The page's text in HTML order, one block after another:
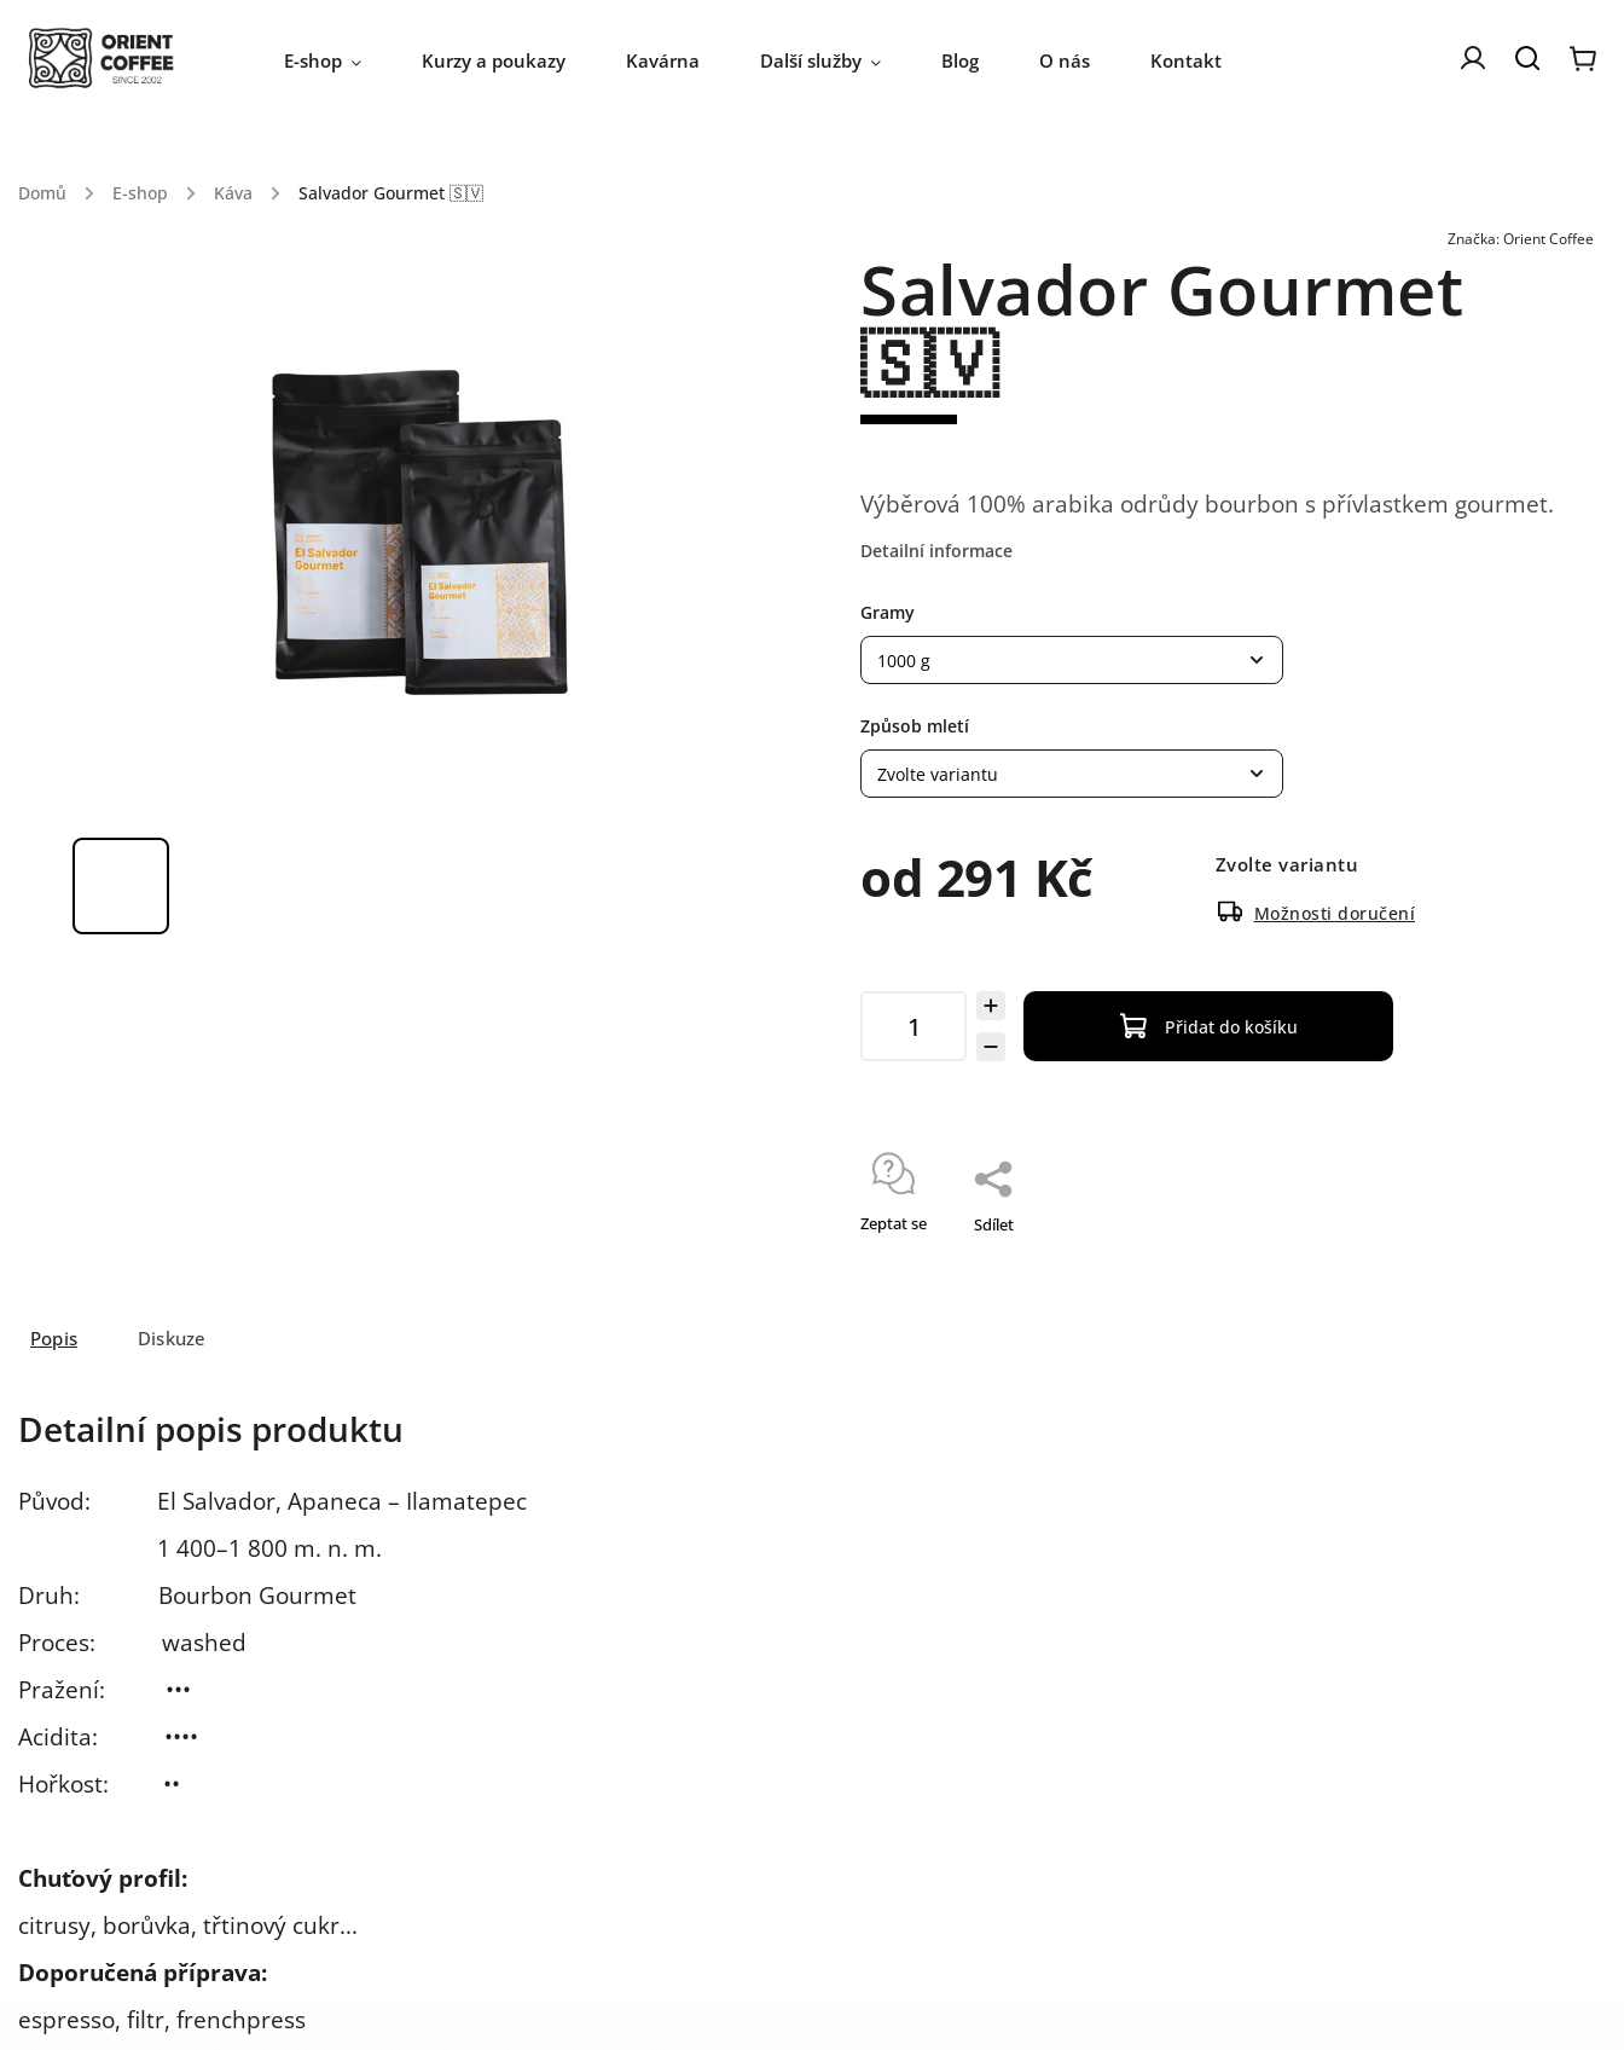
E-shop Kurzy a poukazy Kavárna Další služby Blog O nás Kontakt
Domů / E-shop / Káva / Salvador Gourmet 🇸🇻
Salvador Gourmet
🇸🇻
Výběrová 100% arabika odrůdy bourbon s přívlastkem gourmet.
Detailní informace
Značka:Orient Coffee
Gramy
Způsob mletí
od 291 Kč Zvolte variantu
Možnosti doručení
Přidat do košíku
Zeptat se Sdílet
Popis Diskuze
Detailní popis produktu
Původ: El Salvador, Apaneca – Ilamatepec
1 400–1 800 m. n. m.
Druh: Bourbon Gourmet
Proces:
washed
Pražení: •••
Acidita: ••••
Hořkost: ••
Chuťový profil:
citrusy, borůvka, třtinový cukr...
Doporučená příprava:
espresso, filtr, frenchpress